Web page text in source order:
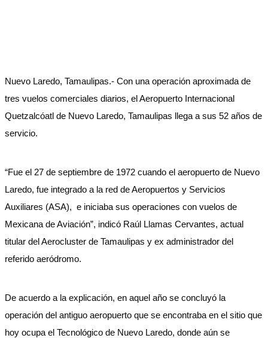
Nuevo Laredo, Tamaulipas.- Con una operación aproximada de
tres vuelos comerciales diarios, el Aeropuerto Internacional
Quetzalcóatl de Nuevo Laredo, Tamaulipas llega a sus 52 años de
servicio.
“Fue el 27 de septiembre de 1972 cuando el aeropuerto de Nuevo
Laredo, fue integrado a la red de Aeropuertos y Servicios
Auxiliares (ASA), e iniciaba sus operaciones con vuelos de
Mexicana de Aviación”, indicó Raúl Llamas Cervantes, actual
titular del Aerocluster de Tamaulipas y ex administrador del
referido aeródromo.
De acuerdo a la explicación, en aquel año se concluyó la
operación del antiguo aeropuerto que se encontraba en el sitio que
hoy ocupa el Tecnológico de Nuevo Laredo, donde aún se